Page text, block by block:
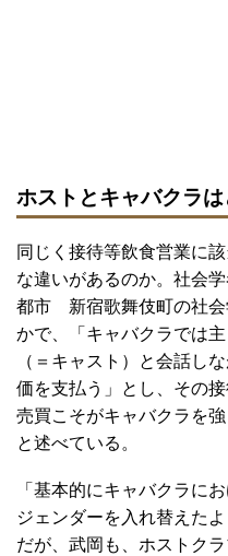
ホストとキャバクラ
同じく接待等飲食営業に
な違いがあるのか。社会
都市 新宿歌舞伎町の社会
かで、「キャバクラでは
（＝キャスト）と会話し
価を支払う」とし、その
売買こそがキャバクラを
と述べている。
「基本的にキャバクラに
ジェンダーを入れ替えた
だが、武岡も、ホストク